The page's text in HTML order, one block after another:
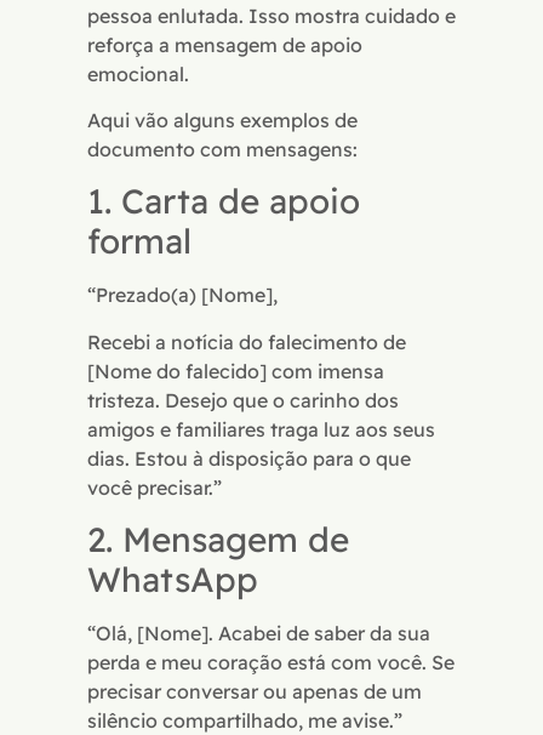
pessoa enlutada. Isso mostra cuidado e
reforça a mensagem de apoio
emocional.
Aqui vão alguns exemplos de
documento com mensagens:
1. Carta de apoio
formal
“Prezado(a) [Nome],
Recebi a notícia do falecimento de
[Nome do falecido] com imensa
tristeza. Desejo que o carinho dos
amigos e familiares traga luz aos seus
dias. Estou à disposição para o que
você precisar.”
2. Mensagem de
WhatsApp
“Olá, [Nome]. Acabei de saber da sua
perda e meu coração está com você. Se
precisar conversar ou apenas de um
silêncio compartilhado, me avise.”